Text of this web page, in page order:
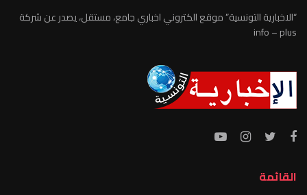
“الاخبارية التونسية” موقع الكتروني اخباري جامع، مستقل، يصدر عن شركة
info – plus
القائمة